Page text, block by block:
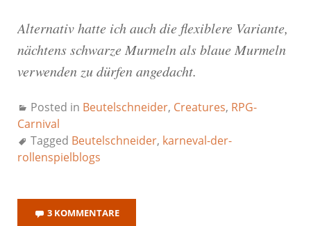
Alternativ hatte ich auch die flexiblere Variante,
nächtens schwarze Murmeln als blaue Murmeln
verwenden zu dürfen angedacht.
Posted in Beutelschneider, Creatures, RPG-
Carnival
Tagged Beutelschneider, karneval-der-
rollenspielblogs
3 KOMMENTARE